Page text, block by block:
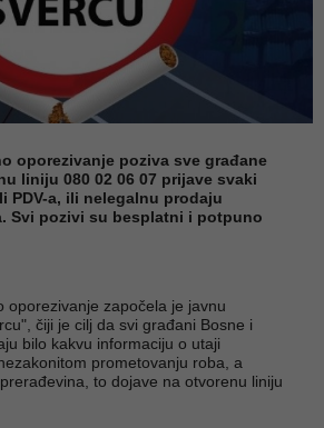
oporezivanje poziva sve građane
liniju 080 02 06 07 prijave svaki
PDV-a, ili nelegalnu prodaju
Svi pozivi su besplatni i potpuno
oporezivanje započela je javnu
čiji je cilj da svi građani Bosne i
bilo kakvu informaciju o utaji
prometovanju roba, a
to dojave na otvorenu liniju